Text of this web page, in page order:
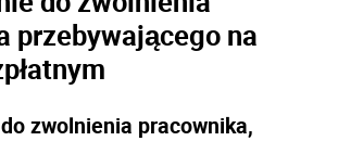
przebywającego na
zwolnienia pracownika,